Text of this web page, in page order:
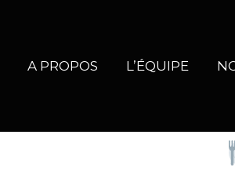
A PROPOS L’ÉQUIPE